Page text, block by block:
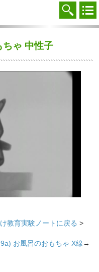
ージ
ス
ちゃ 中性子
教育実験ノートに戻る >
お風呂のおもちゃ X線→